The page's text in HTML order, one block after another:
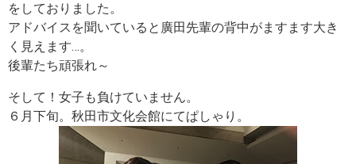
をしておりました。
アドバイスを聞いていると廣田先輩の背中がますます大き
く見えます…。
後輩たち頑張れ～
そして！女子も負けていません。
６月下旬。秋田市文化会館にてぱしゃり。